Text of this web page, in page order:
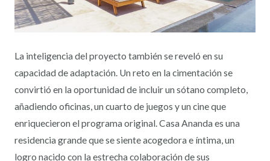
La inteligencia del proyecto también se reveló en su
capacidad de adaptación. Un reto en la cimentación se
convirtió en la oportunidad de incluir un sótano completo,
añadiendo oficinas, un cuarto de juegos y un cine que
enriquecieron el programa original. Casa Ananda es una
residencia grande que se siente acogedora e íntima, un
logro nacido con la estrecha colaboración de sus